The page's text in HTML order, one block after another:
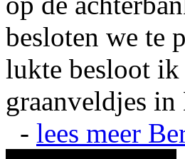
besloten we te
lukte besloot
graanveldjes
- lees meer